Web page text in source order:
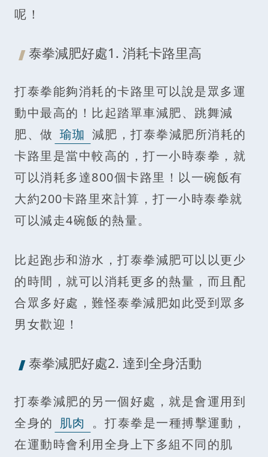
呢！
泰拳減肥好處1. 消耗卡路里高
打泰拳能夠消耗的卡路里可以說是眾多運
動中最高的！比起踏單車減肥、跳舞減
肥、做 瑜珈 減肥，打泰拳減肥所消耗的
卡路里是當中較高的，打一小時泰拳，就
可以消耗多達800個卡路里！以一碗飯有
大約200卡路里來計算，打一小時泰拳就
可以減走4碗飯的熱量。
比起跑步和游水，打泰拳減肥可以以更少
的時間，就可以消耗更多的熱量，而且配
合眾多好處，難怪泰拳減肥如此受到眾多
男女歡迎！
泰拳減肥好處2. 達到全身活動
打泰拳減肥的另一個好處，就是會運用到
全身的 肌肉
。打泰拳是一種搏擊運動，
在運動時會利用全身上下多組不同的肌